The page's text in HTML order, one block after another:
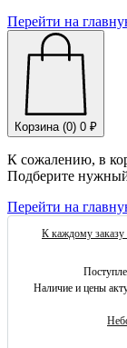
Перейти на
Корзина (0) 0 ₽
К сожалению, в
Подберите нужный
Перейти на
К каждому
Наличие и цены